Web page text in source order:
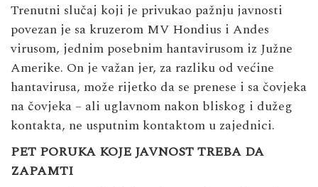
Trenutni slučaj koji je privukao pažnju javnosti
povezan je sa kruzerom MV Hondius i Andes
virusom, jednim posebnim hantavirusom iz Južne
Amerike. On je važan jer, za razliku od većine
hantavirusa, može rijetko da se prenese i sa čovjeka
na čovjeka – ali uglavnom nakon bliskog i dužeg
kontakta, ne usputnim kontaktom u zajednici.
PET PORUKA KOJE JAVNOST TREBA DA
ZAPAMTI